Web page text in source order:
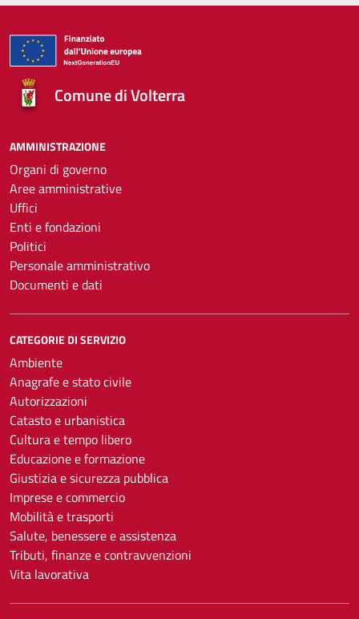
Comune di Volterra
AMMINISTRAZIONE
Organi di governo
Aree amministrative
Uffici
Enti e fondazioni
Politici
Personale amministrativo
Documenti e dati
CATEGORIE DI SERVIZIO
Ambiente
Anagrafe e stato civile
Autorizzazioni
Catasto e urbanistica
Cultura e tempo libero
Educazione e formazione
Giustizia e sicurezza pubblica
Imprese e commercio
Mobilità e trasporti
Salute, benessere e assistenza
Tributi, finanze e contravvenzioni
Vita lavorativa